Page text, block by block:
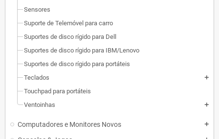
Sensores
Suporte de Telemóvel para carro
Suportes de disco rígido para Dell
Suportes de disco rígido para IBM/Lenovo
Suportes de disco rígido para portáteis
Teclados
add
Touchpad para portáteis
Ventoinhas
add
Computadores e Monitores Novos add